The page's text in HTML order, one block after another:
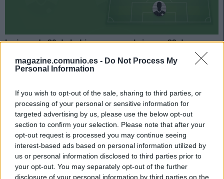
magazine.comunio.es - Do Not Process My
Personal Information
If you wish to opt-out of the sale, sharing to third parties, or
processing of your personal or sensitive information for
targeted advertising by us, please use the below opt-out
section to confirm your selection. Please note that after your
opt-out request is processed you may continue seeing
interest-based ads based on personal information utilized by
us or personal information disclosed to third parties prior to
your opt-out. You may separately opt-out of the further
disclosure of your personal information by third parties on the
La jornada 20 de LaLiga arranca el viernes 22 de enero.
El sábado 23 a las 14:00 horas, duelo entre Huesca y
Villarreal. ¿Quién jugará en el Huesca? ¿Con quién
posibles alineaciones.
Posible alineación Huesca
Alineación:Álvaro Fernández – Maffeo, Pulido, Siovas,
Gastón Silva, Javi Galán – Seoane, Mikel Rico, Ontiveros,
Borja García (Escriche) – Rafa Mir.